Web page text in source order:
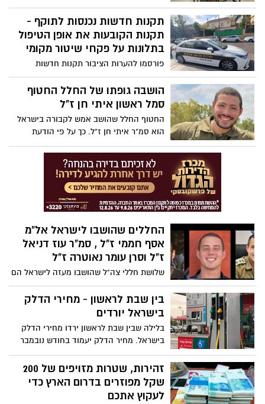
לרפורמה במערכת החינוך, שבמרכזה קיצור
החופש הגדול וביטול הלימודים בימי שישי.
מדובר בתוכנית רחבה שתהווה בסיס למשא
ומתן על הסכם השכר הבא מול הסתדרות
המורים ותכלול גם תוספות שכר, ימי חופשה
נוספים ושעות קבלה להורים.
תקנות חדשות נכנסות לתוקף -
תקנות הקובעות את אופן הטיפול
בתלונות על פקחי שיטור מקומי
‎פורסמו להערות הציבור תקנות חדשות
שעתידות לקבוע את הליך הטיפול בתלונות על
פקחי שיטור מקומי.
הושבה גופתו של החלל החטוף
סמל ראשון איתי חן ז"ל
החטוף החלל שהושב אמש לקבורה בישראל
הוא סמ"ר איתי חן ז"ל. כך על פי הודעת
משרד ראש הממשלה שנמסרה הלילה
(רביעי). ברצועה נותרו עוד שבעה חטופים
חללים שטרם הושבו לידי ישראל.
החללים שהושבו לישראל אל"מ
אסף חממי ז"ל , סמ"ר עוז דניאל
ז"ל וסרן עומר נאוטרה ז"ל
שלושת חללי צה"ל שהושבו מעזה לישראל הם
אלוף־משנה אסף חממי, סרן עומר נאוטרה
וסמל ראשון עוז דניאל. כך נמסר הבוקר (שני)
מלשכת ראש הממשלה, לאחר שהשלושה זוהו
למשפחותיהם.
בין שבת לראשון - מחירי הדלק
בישראל יורדים
בלילה שבין שבת לראשון ירדו מחירי הדלק
בישראל. מחיר הדלק יעמוד בחודש נובמבר
על 7.07 שקלים לליטר אוקטן 95 בשירות
עצמי. ירידה של 16 אגורות לליטר דלק
זהירות, שטרות מזויפים של 200
שקל מפוזרים בדרום הארץ כדי
לעקוץ אתכם